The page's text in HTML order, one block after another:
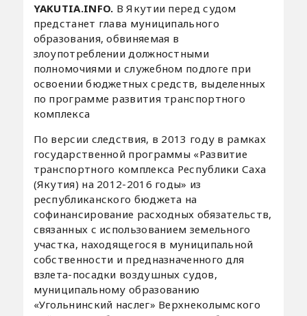
YAKUTIA.INFO. В Якутии перед судом
предстанет глава муниципального
образования, обвиняемая в
злоупотреблении должностными
полномочиями и служебном подлоге при
освоении бюджетных средств, выделенных
по программе развития транспортного
комплекса
По версии следствия, в 2013 году в рамках
государственной программы «Развитие
транспортного комплекса Республики Саха
(Якутия) на 2012-2016 годы» из
республиканского бюджета на
софинансирование расходных обязательств,
связанных с использованием земельного
участка, находящегося в муниципальной
собственности и предназначенного для
взлета-посадки воздушных судов,
муниципальному образованию
«Угольнинский наслег» Верхнеколымского